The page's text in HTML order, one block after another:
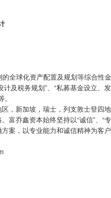
全球化资产配置及规划等综合性
及税务规划”、“私募基金设立、
，新加坡，瑞士，列支敦士登四
乔鑫资本始终坚持以“诚信”、“专
案，以专业能力和诚信精神为客